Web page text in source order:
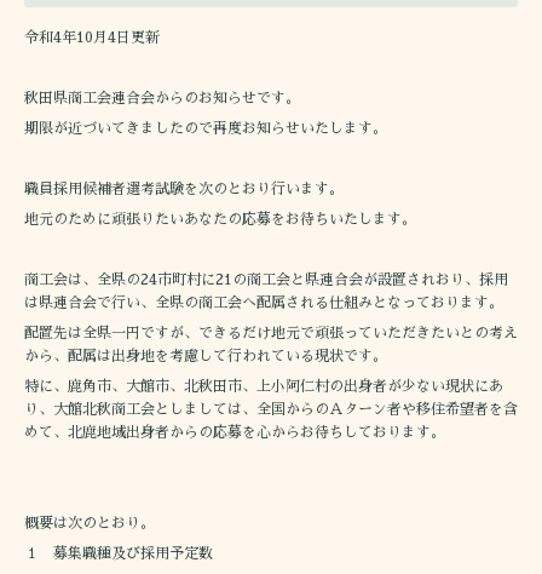
令和4年10月4日更新
秋田県商工会連合会からのお知らせです。
期限が近づいてきましたので再度お知らせいたします。
職員採用候補者選考試験を次のとおり行います。
地元のために頑張りたいあなたの応募をお待ちいたします。
商工会は、全県の24市町村に21の商工会と県連合会が設置されおり、採用
は県連合会で行い、全県の商工会へ配属される仕組みとなっております。
配置先は全県一円ですが、できるだけ地元で頑張っていただきたいとの考え
から、配属は出身地を考慮して行われている現状です。
特に、鹿角市、大館市、北秋田市、上小阿仁村の出身者が少ない現状にあ
り、大館北秋商工会としましては、全国からのＡターン者や移住希望者を含
めて、北鹿地域出身者からの応募を心からお待ちしております。
概要は次のとおり。
１ 募集職種及び採用予定数